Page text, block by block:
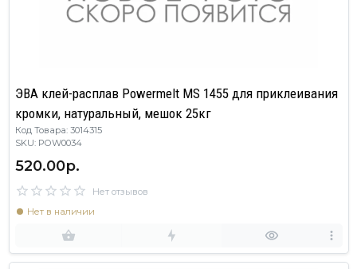
ЭВА клей-расплав Powermelt MS 1455 для приклеивания
кромки, натуральный, мешок 25кг
Код Товара: 3014315
SKU: POW0034
520.00р.
Нет отзывов
Нет в наличии